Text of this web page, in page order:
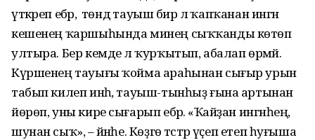
үткәреп ебәрә, ә төндә тауыш бирә лә ҡапҡанан ингән
кешенең ҡаршыһында минең сыҡҡанды көтөп
ултыра. Бер кемде лә ҡурҡытып, абалап өрмәй.
Күршенең тауығы ҡойма араһынан сығыр урын
табып килеп инһә, тауыш-тынһыҙ ғына артынан
йөрөп, уны кире сығарып ебәрә. «Ҡайҙан ингәнһең,
шунан сыҡ», – йәнәһе. Көҙгө әтәстәр үҫеп етеп һуғыша